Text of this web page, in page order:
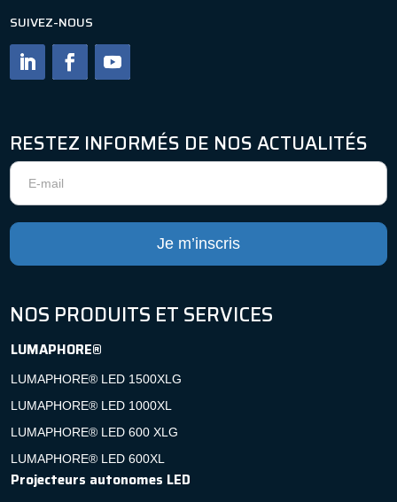
SUIVEZ-NOUS
RESTEZ INFORMÉS DE NOS ACTUALITÉS
Newsletter
Je m’inscris
NOS PRODUITS ET SERVICES
LUMAPHORE®
LUMAPHORE® LED 1500XLG
LUMAPHORE® LED 1000XL
LUMAPHORE® LED 600 XLG
LUMAPHORE® LED 600XL
Projecteurs autonomes LED